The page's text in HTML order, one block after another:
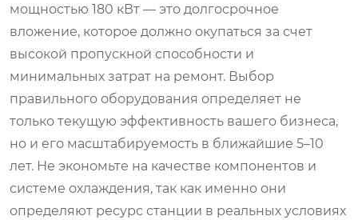
мощностью 180 кВт — это долгосрочное
вложение, которое должно окупаться за счет
высокой пропускной способности и
минимальных затрат на ремонт. Выбор
правильного оборудования определяет не
только текущую эффективность вашего бизнеса,
но и его масштабируемость в ближайшие 5–10
лет. Не экономьте на качестве компонентов и
системе охлаждения, так как именно они
определяют ресурс станции в реальных условиях